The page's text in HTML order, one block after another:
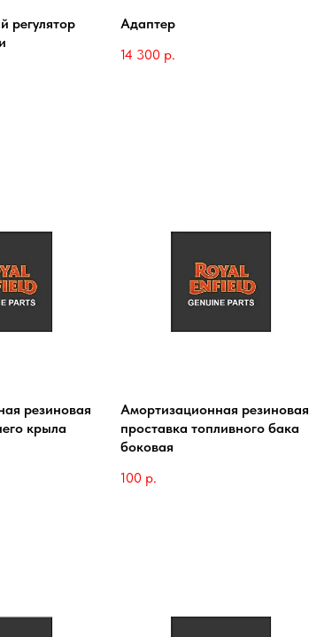
регулятор
Адаптер
14 300 р.
резиновая
крыла
Амортизационная резиновая
проставка топливного бака
боковая
100 р.